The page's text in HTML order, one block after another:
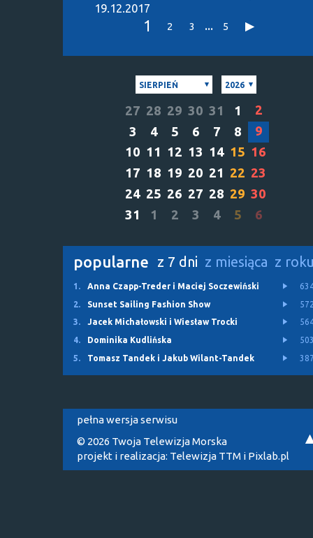
19.12.2017
1 2 3 ... 5
SIERPIEŃ 2026
27 28 29 30 31 1
2
3
4 5 6 7 8
9
10 11 12 13 14 15 16
17 18 19 20 21 22 23
24 25 26 27 28 29 30
31
1 2 3 4 5 6
popularne z 7 dni z miesiąca z
1. Anna Czapp-Treder i Maciej Soczewiński
2.
Sunset Sailing Fashion Show
3.
Jacek Michałowski i Wiesław Trocki
4.
Dominika Kudlińska
5.
Tomasz Tandek i Jakub Wilant-Tandek
pełna wersja serwisu
© 2026 Twoja Telewizja Morska
projekt i realizacja: Telewizja TTM i Pixlab.pl